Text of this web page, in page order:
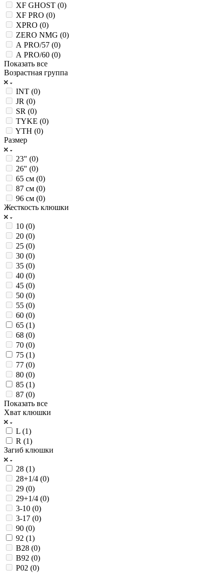
XF GHOST (0)
XF PRO (0)
XPRO (0)
ZERO NMG (0)
А PRO/57 (0)
А PRO/60 (0)
Показать все
Возрастная группа
INT (0)
JR (0)
SR (0)
TYKE (0)
YTH (0)
Размер
23" (0)
26" (0)
65 см (0)
87 см (0)
96 см (0)
Жесткость клюшки
10 (0)
20 (0)
25 (0)
30 (0)
35 (0)
40 (0)
45 (0)
50 (0)
55 (0)
60 (0)
65 (1)
68 (0)
70 (0)
75 (1)
77 (0)
80 (0)
85 (1)
87 (0)
Показать все
Хват клюшки
L (1)
R (1)
Загиб клюшки
28 (1)
28+1/4 (0)
29 (0)
29+1/4 (0)
3-10 (0)
3-17 (0)
90 (0)
92 (1)
B28 (0)
B92 (0)
P02 (0)